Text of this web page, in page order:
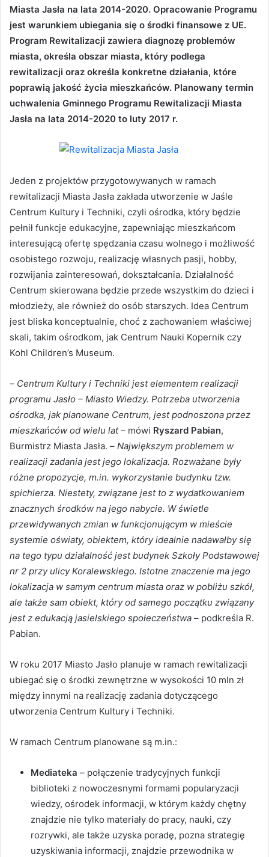
Miasta Jasła na lata 2014-2020. Opracowanie Programu
jest warunkiem ubiegania się o środki finansowe z UE.
Program Rewitalizacji zawiera diagnozę problemów
miasta, określa obszar miasta, który podlega
rewitalizacji oraz określa konkretne działania, które
poprawią jakość życia mieszkańców. Planowany termin
uchwalenia Gminnego Programu Rewitalizacji Miasta
Jasła na lata 2014-2020 to luty 2017 r.
Jeden z projektów przygotowywanych w ramach
rewitalizacji Miasta Jasła zakłada utworzenie w Jaśle
Centrum Kultury i Techniki, czyli ośrodka, który będzie
pełnił funkcje edukacyjne, zapewniając mieszkańcom
interesującą ofertę spędzania czasu wolnego i możliwość
osobistego rozwoju, realizację własnych pasji, hobby,
rozwijania zainteresowań, dokształcania. Działalność
Centrum skierowana będzie przede wszystkim do dzieci i
młodzieży, ale również do osób starszych. Idea Centrum
jest bliska konceptualnie, choć z zachowaniem właściwej
skali, takim ośrodkom, jak Centrum Nauki Kopernik czy
Kohl Children’s Museum.
– Centrum Kultury i Techniki jest elementem realizacji
programu Jasło – Miasto Wiedzy. Potrzeba utworzenia
ośrodka, jak planowane Centrum, jest podnoszona przez
mieszkańców od wielu lat– mówi Ryszard Pabian,
Burmistrz Miasta Jasła. – Największym problemem w
realizacji zadania jest jego lokalizacja. Rozważane były
różne propozycje, m.in. wykorzystanie budynku tzw.
spichlerza. Niestety, związane jest to z wydatkowaniem
znacznych środków na jego nabycie. W świetle
przewidywanych zmian w funkcjonującym w mieście
systemie oświaty, obiektem, który idealnie nadawałby się
na tego typu działalność jest budynek Szkoły Podstawowej
nr 2 przy ulicy Koralewskiego. Istotne znaczenie ma jego
lokalizacja w samym centrum miasta oraz w pobliżu szkół,
ale także sam obiekt, który od samego początku związany
jest z edukacją jasielskiego społeczeństwa – podkreśla R.
Pabian.
W roku 2017 Miasto Jasło planuje w ramach rewitalizacji
ubiegać się o środki zewnętrzne w wysokości 10 mln zł
między innymi na realizację zadania dotyczącego
utworzenia Centrum Kultury i Techniki.
W ramach Centrum planowane są m.in.:
Mediateka – połączenie tradycyjnych funkcji
biblioteki z nowoczesnymi formami popularyzacji
wiedzy, ośrodek informacji, w którym każdy chętny
znajdzie nie tylko materiały do pracy, nauki, czy
rozrywki, ale także uzyska poradę, pozna strategię
uzyskiwania informacji, znajdzie przewodnika w